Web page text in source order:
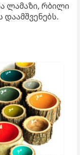
ლამაზი, რბილი